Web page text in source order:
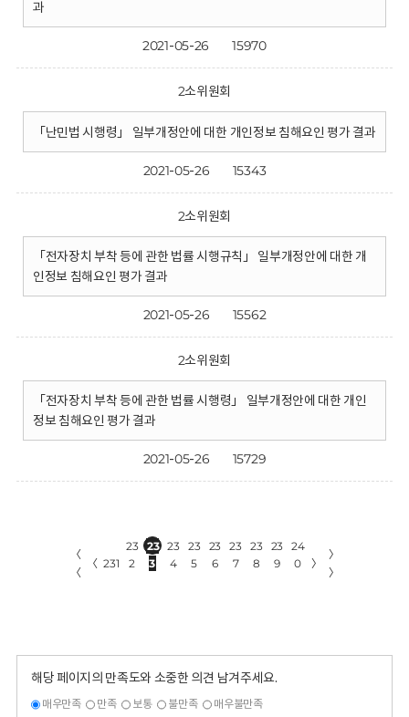
과
2021-05-26 15970
2소위원회
「난민법 시행령」 일부개정안에 대한 개인정보 침해요인 평가 결과
2021-05-26 15343
2소위원회
「전자장치 부착 등에 관한 법률 시행규칙」 일부개정안에 대한 개
인정보 침해요인 평가 결과
2021-05-26 15562
2소위원회
「전자장치 부착 등에 관한 법률 시행령」 일부개정안에 대한 개인
정보 침해요인 평가 결과
2021-05-26 15729
〈
〈
〈 231
23
2
23
3
23
4
23
5
23
6
23
7
23
8
23
9
24
0
〉
〉
〉
해당 페이지의 만족도와 소중한 의견 남겨주세요.
매우만족 만족 보통 불만족 매우불만족